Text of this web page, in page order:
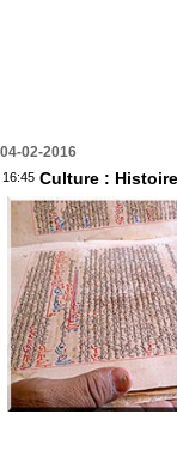
04-02-2016
16:45 Culture :